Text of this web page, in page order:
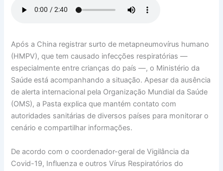
Após a China registrar surto de metapneumovírus humano
(HMPV), que tem causado infecções respiratórias —
especialmente entre crianças do país —, o Ministério da
Saúde está acompanhando a situação. Apesar da ausência
de alerta internacional pela Organização Mundial da Saúde
(OMS), a Pasta explica que mantém contato com
autoridades sanitárias de diversos países para monitorar o
cenário e compartilhar informações.
De acordo com o coordenador-geral de Vigilância da
Covid-19, Influenza e outros Vírus Respiratórios do